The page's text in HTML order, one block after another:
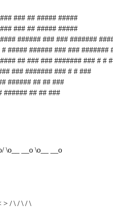
### ## ##### #####
### ## ##### #####
###### ### ### #######
##### ###### ### ### #######
## ### ### ####### ### # #
### ####### ### # # ###
###### ## ## ###
###### ## ## ###
\o__ __o \o__ __o
> / \ / \ / \